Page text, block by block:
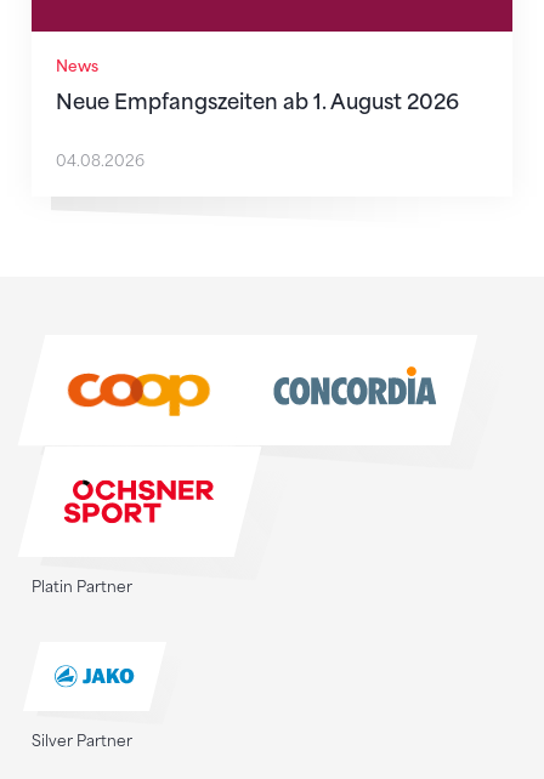
News
Neue Empfangszeiten ab 1. August 2026
04.08.2026
Platin Partner
Silver Partner